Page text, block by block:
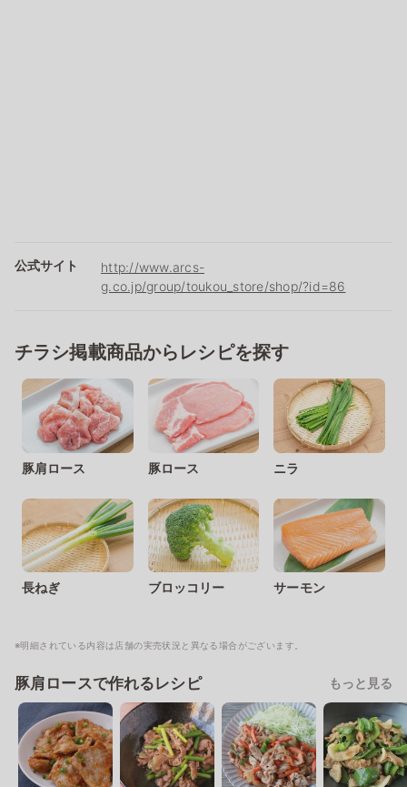
公式サイト
http://www.arcs-
g.co.jp/group/toukou_store/shop/?id=86
チラシ掲載商品からレシピを探す
豚肩ロース 豚ロース ニラ
長ねぎ ブロッコリー サーモン
※明細されている内容は店舗の実売状況と異なる場合がございます。
豚肩ロースで作れるレシピ もっと見る